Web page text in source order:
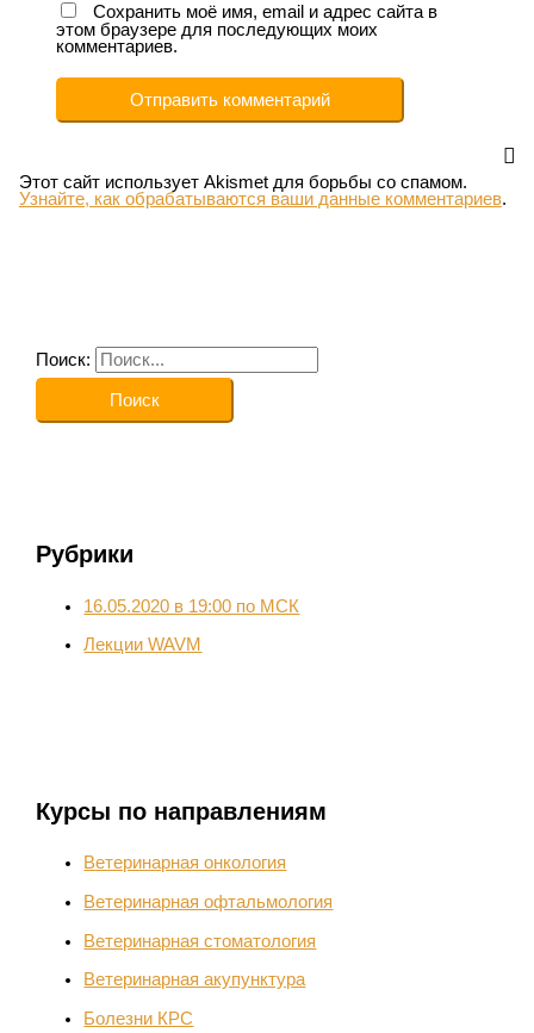
Сохранить моё имя, email и адрес сайта в
этом браузере для последующих моих
комментариев.
Этот сайт использует Akismet для борьбы со спамом.
Узнайте, как обрабатываются ваши данные комментариев.
Поиск:
Рубрики
16.05.2020 в 19:00 по МСК
Лекции WAVM
Курсы по направлениям
Ветеринарная онкология
Ветеринарная офтальмология
Ветеринарная стоматология
Ветеринарная акупунктура
Болезни КРС